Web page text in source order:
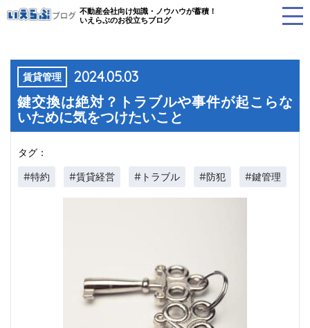
不動産会社向け知識・ノウハウが蓄積！
いえらぶのお役立ちブログ
賃貸管理 2024.05.03
鍵交換は絶対？トラブルや事件が起こらな
いために気をつけたいこと
タグ：
#特約 #賃貸経営 #トラブル #防犯 #鍵管理